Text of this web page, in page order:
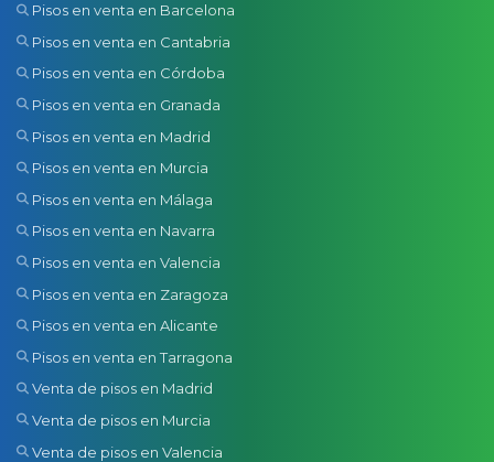
Pisos en venta en Barcelona
Pisos en venta en Cantabria
Pisos en venta en Córdoba
Pisos en venta en Granada
Pisos en venta en Madrid
Pisos en venta en Murcia
Pisos en venta en Málaga
Pisos en venta en Navarra
Pisos en venta en Valencia
Pisos en venta en Zaragoza
Pisos en venta en Alicante
Pisos en venta en Tarragona
Venta de pisos en Madrid
Venta de pisos en Murcia
Venta de pisos en Valencia